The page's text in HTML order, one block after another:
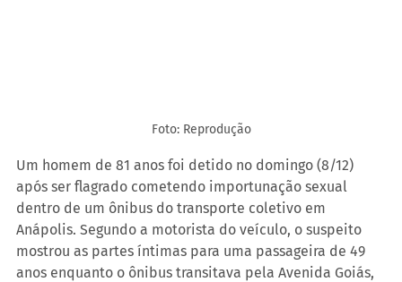
Foto: Reprodução
Um homem de 81 anos foi detido no domingo (8/12)
após ser flagrado cometendo importunação sexual
dentro de um ônibus do transporte coletivo em
Anápolis. Segundo a motorista do veículo, o suspeito
mostrou as partes íntimas para uma passageira de 49
anos enquanto o ônibus transitava pela Avenida Goiás,